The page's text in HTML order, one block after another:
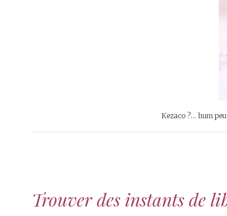
Kezaco ?… hum
Trouver des instants de